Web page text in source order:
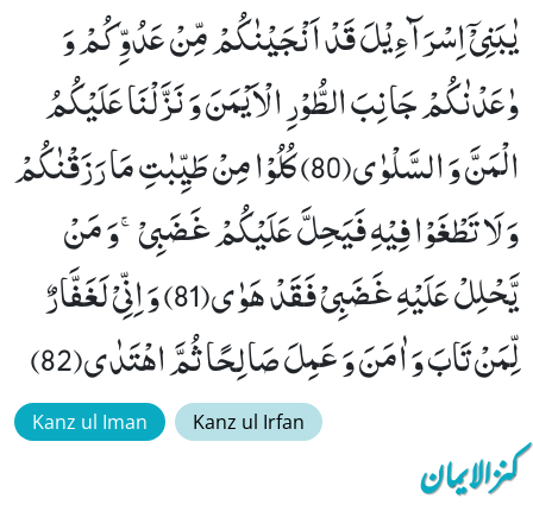
یٰبَنِیْۤ اِسْرَآءِیْلَ قَدْ اَنْجَیْنٰكُمْ مِّنْ عَدُوِّكُمْ وَ
وٰعَدْنٰكُمْ جَانِبَ الطُّوْرِ الْاَیْمَنَ وَ نَزَّلْنَا عَلَیْكُمُ
الْمَنَّ وَ السَّلْوٰى(80) كُلُوْا مِنْ طَیِّبٰتِ مَا رَزَقْنٰكُمْ
وَ لَا تَطْغَوْا فِیْهِ فَیَحِلَّ عَلَیْكُمْ غَضَبِیْۚ-وَ مَنْ
یَّحْلِلْ عَلَیْهِ غَضَبِیْ فَقَدْ هَوٰى(81) وَ اِنِّیْ لَغَفَّارٌ
لِّمَنْ تَابَ وَ اٰمَنَ وَ عَمِلَ صَالِحًا ثُمَّ اهْتَدٰى(82)
Kanz ul Iman Kanz ul Irfan
کنزالایمان